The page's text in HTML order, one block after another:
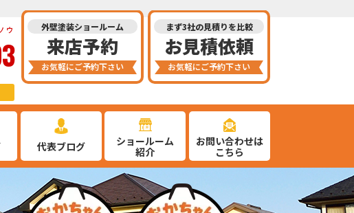
外壁塗装ショールーム
来店予約
お気軽にご予約下さい
まず3社の見積りを比較
お見積依頼
お気軽にご予約下さい
代表ブログ
ショールーム
紹介
お問い合わせは
こちら